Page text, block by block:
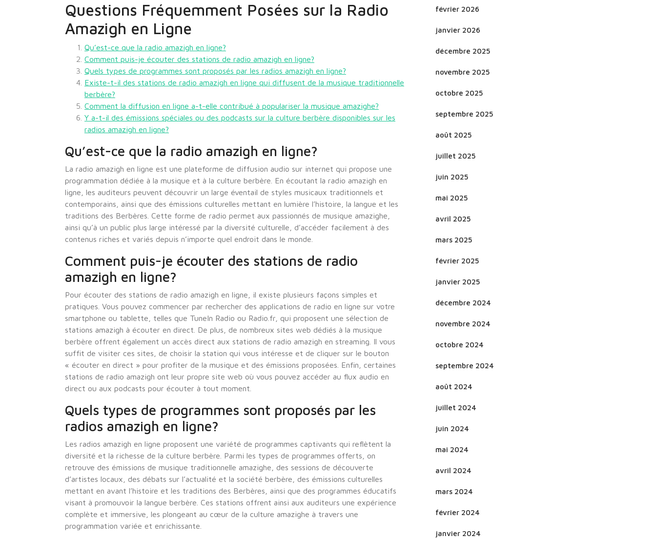
Questions Fréquemment Posées sur la Radio
Amazigh en Ligne
Qu’est-ce que la radio amazigh en ligne?
Comment puis-je écouter des stations de radio amazigh en ligne?
Quels types de programmes sont proposés par les radios amazigh en ligne?
Existe-t-il des stations de radio amazigh en ligne qui diffusent de la musique traditionnelle
berbère?
Comment la diffusion en ligne a-t-elle contribué à populariser la musique amazighe?
Y a-t-il des émissions spéciales ou des podcasts sur la culture berbère disponibles sur les
radios amazigh en ligne?
Qu’est-ce que la radio amazigh en ligne?
La radio amazigh en ligne est une plateforme de diffusion audio sur internet qui propose une
programmation dédiée à la musique et à la culture berbère. En écoutant la radio amazigh en
ligne, les auditeurs peuvent découvrir un large éventail de styles musicaux traditionnels et
contemporains, ainsi que des émissions culturelles mettant en lumière l’histoire, la langue et les
traditions des Berbères. Cette forme de radio permet aux passionnés de musique amazighe,
ainsi qu’à un public plus large intéressé par la diversité culturelle, d’accéder facilement à des
contenus riches et variés depuis n’importe quel endroit dans le monde.
Comment puis-je écouter des stations de radio
amazigh en ligne?
Pour écouter des stations de radio amazigh en ligne, il existe plusieurs façons simples et
pratiques. Vous pouvez commencer par rechercher des applications de radio en ligne sur votre
smartphone ou tablette, telles que TuneIn Radio ou Radio.fr, qui proposent une sélection de
stations amazigh à écouter en direct. De plus, de nombreux sites web dédiés à la musique
berbère offrent également un accès direct aux stations de radio amazigh en streaming. Il vous
suffit de visiter ces sites, de choisir la station qui vous intéresse et de cliquer sur le bouton
« écouter en direct » pour profiter de la musique et des émissions proposées. Enfin, certaines
stations de radio amazigh ont leur propre site web où vous pouvez accéder au flux audio en
direct ou aux podcasts pour écouter à tout moment.
Quels types de programmes sont proposés par les
radios amazigh en ligne?
Les radios amazigh en ligne proposent une variété de programmes captivants qui reflètent la
diversité et la richesse de la culture berbère. Parmi les types de programmes offerts, on
retrouve des émissions de musique traditionnelle amazighe, des sessions de découverte
d’artistes locaux, des débats sur l’actualité et la société berbère, des émissions culturelles
mettant en avant l’histoire et les traditions des Berbères, ainsi que des programmes éducatifs
visant à promouvoir la langue berbère. Ces stations offrent ainsi aux auditeurs une expérience
complète et immersive, les plongeant au cœur de la culture amazighe à travers une
programmation variée et enrichissante.
février 2026
janvier 2026
décembre 2025
novembre 2025
octobre 2025
septembre 2025
août 2025
juillet 2025
juin 2025
mai 2025
avril 2025
mars 2025
février 2025
janvier 2025
décembre 2024
novembre 2024
octobre 2024
septembre 2024
août 2024
juillet 2024
juin 2024
mai 2024
avril 2024
mars 2024
février 2024
janvier 2024